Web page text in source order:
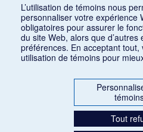
L’utilisation de témoins nous
personnaliser votre expérience
obligatoires pour assurer le
du site Web, alors que d’autres
préférences. En acceptant
utilisation de témoins pour
Tout